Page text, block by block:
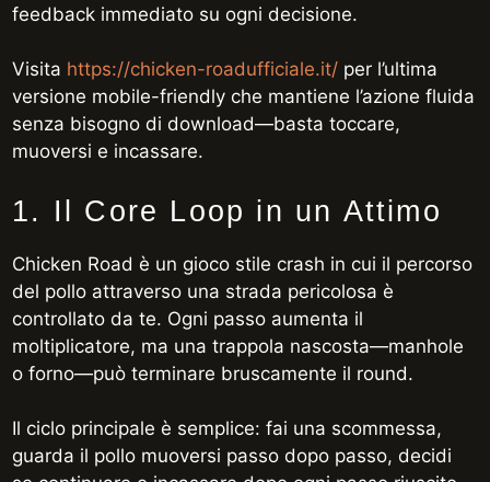
feedback immediato su ogni decisione.
Visita https://chicken-roadufficiale.it/ per l’ultima
versione mobile-friendly che mantiene l’azione fluida
senza bisogno di download—basta toccare,
muoversi e incassare.
1. Il Core Loop in un Attimo
Chicken Road è un gioco stile crash in cui il percorso
del pollo attraverso una strada pericolosa è
controllato da te. Ogni passo aumenta il
moltiplicatore, ma una trappola nascosta—manhole
o forno—può terminare bruscamente il round.
Il ciclo principale è semplice: fai una scommessa,
guarda il pollo muoversi passo dopo passo, decidi